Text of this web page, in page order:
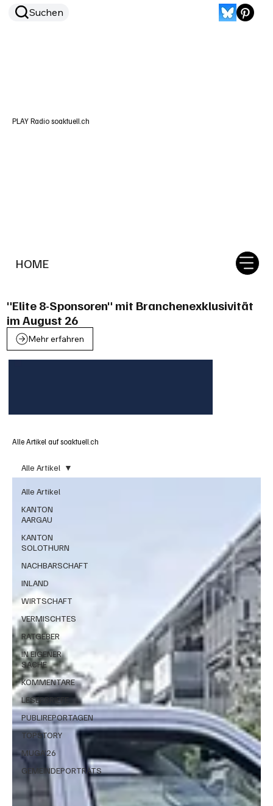
HOME
Suchen
PLAY Radio soaktuell.ch
"Elite 8-Sponsoren" mit Branchenexklusivität
im August 26
Mehr erfahren
Alle Artikel auf soaktuell.ch
Alle Artikel
KANTON
AARGAU
KANTON
SOLOTHURN
NACHBARSCHAFT
INLAND
WIRTSCHAFT
VERMISCHTES
RATGEBER
IN EIGENER
SACHE
KOMMENTARE
LESERBRIEFE
PUBLIREPORTAGEN
TOPSTORY
MUGA'26
GEMEINDEPORTRÄTS
Alle Artikel